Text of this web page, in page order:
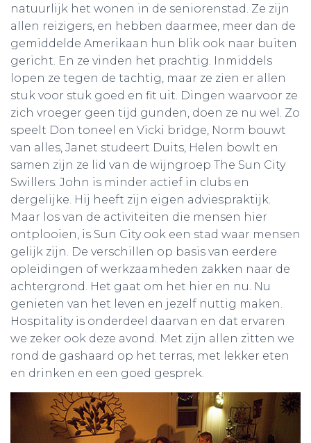
natuurlijk het wonen in de seniorenstad. Ze zijn
allen reizigers, en hebben daarmee, meer dan de
gemiddelde Amerikaan hun blik ook naar buiten
gericht. En ze vinden het prachtig. Inmiddels
lopen ze tegen de tachtig, maar ze zien er allen
stuk voor stuk goed en fit uit. Dingen waarvoor ze
zich vroeger geen tijd gunden, doen ze nu wel. Zo
speelt Don toneel en Vicki bridge, Norm bouwt
van alles, Janet studeert Duits, Helen bowlt en
samen zijn ze lid van de wijngroep The Sun City
Swillers. John is minder actief in clubs en
dergelijke. Hij heeft zijn eigen adviespraktijk.
Maar los van de activiteiten die mensen hier
ontplooien, is Sun City ook een stad waar mensen
gelijk zijn. De verschillen op basis van eerdere
opleidingen of werkzaamheden zakken naar de
achtergrond. Het gaat om het hier en nu. Nu
genieten van het leven en jezelf nuttig maken.
Hospitality is onderdeel daarvan en dat ervaren
we zeker ook deze avond. Met zijn allen zitten we
rond de gashaard op het terras, met lekker eten
en drinken en een goed gesprek.